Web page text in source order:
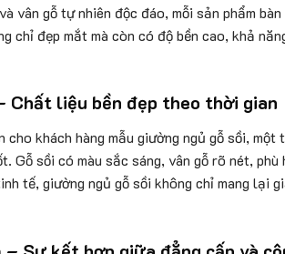
vân gỗ tự nhiên độc đáo, mỗi sản phẩm
chỉ đẹp mắt mà còn có độ bền cao, khả
Chất liệu bền đẹp theo thời gian
cho khách hàng mẫu giường ngủ gỗ sồi,
Gỗ sồi có màu sắc sáng, vân gỗ rõ nét,
tế, giường ngủ gỗ sồi không chỉ mang lại